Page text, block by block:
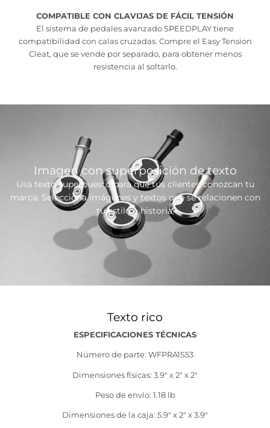
COMPATIBLE CON CLAVIJAS DE FÁCIL TENSIÓN
El sistema de pedales avanzado SPEEDPLAY tiene
compatibilidad con calas cruzadas. Compre el Easy Tension
Cleat, que se vende por separado, para obtener menos
resistencia al soltarlo.
Imagen con superposición de texto
Usa texto superpuesto para que tus clientes conozcan tu
marca. Selecciona imágenes y textos que se relacionen con
tu estilo e historia.
Texto rico
ESPECIFICACIONES TÉCNICAS
Número de parte: WFPRA1S53
Dimensiones físicas: 3.9" x 2" x 2"
Peso de envío: 1.18 lb
Dimensiones de la caja: 5.9" x 2" x 3.9"